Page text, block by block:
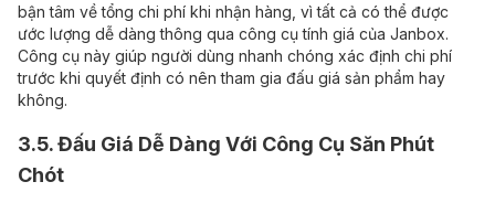
bận tâm về tổng chi phí khi nhận hàng, vì tất cả có thể được
ước lượng dễ dàng thông qua công cụ tính giá của Janbox.
Công cụ này giúp người dùng nhanh chóng xác định chi phí
trước khi quyết định có nên tham gia đấu giá sản phẩm hay
không.
3.5. Đấu Giá Dễ Dàng Với Công Cụ Săn Phút
Chót